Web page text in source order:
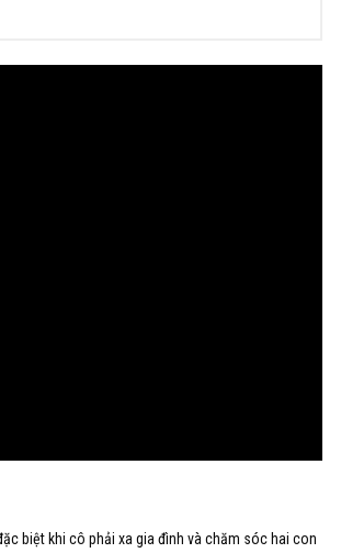
biệt khi cô phải xa gia đình và chăm sóc hai con